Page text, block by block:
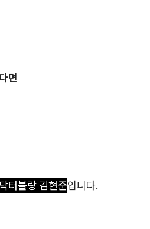
면
닥터블랑 김현준입니다.